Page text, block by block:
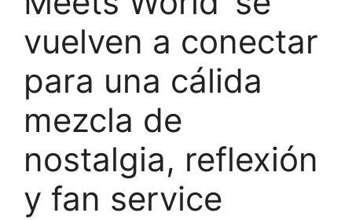
vuelven a conectar
para una cálida
mezcla de
nostalgia, reflexión
y fan service